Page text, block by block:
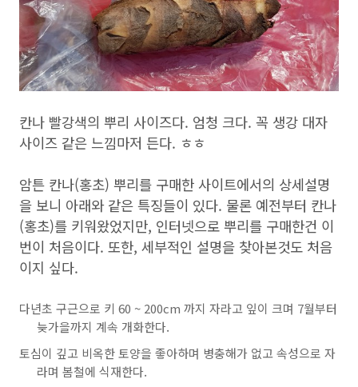
칸나 빨강색의 뿌리 사이즈다. 엄청 크다. 꼭 생강 대자
사이즈 같은 느낌마저 든다. ㅎㅎ
암튼 칸나(홍초) 뿌리를 구매한 사이트에서의 상세설명
을 보니 아래와 같은 특징들이 있다. 물론 예전부터 칸나
(홍초)를 키워왔었지만, 인터넷으로 뿌리를 구매한건 이
번이 처음이다. 또한, 세부적인 설명을 찾아본것도 처음
이지 싶다.
다년초 구근으로 키 60 ~ 200cm 까지 자라고 잎이 크며 7월부터
늦가을까지 계속 개화한다.
토심이 깊고 비옥한 토양을 좋아하며 병충해가 없고 속성으로 자
라며 봄철에 식재한다.